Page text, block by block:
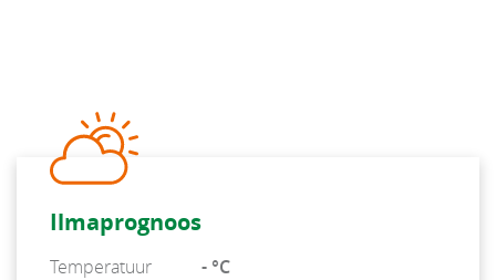
Ilmaprognoos
Temperatuur
- °C